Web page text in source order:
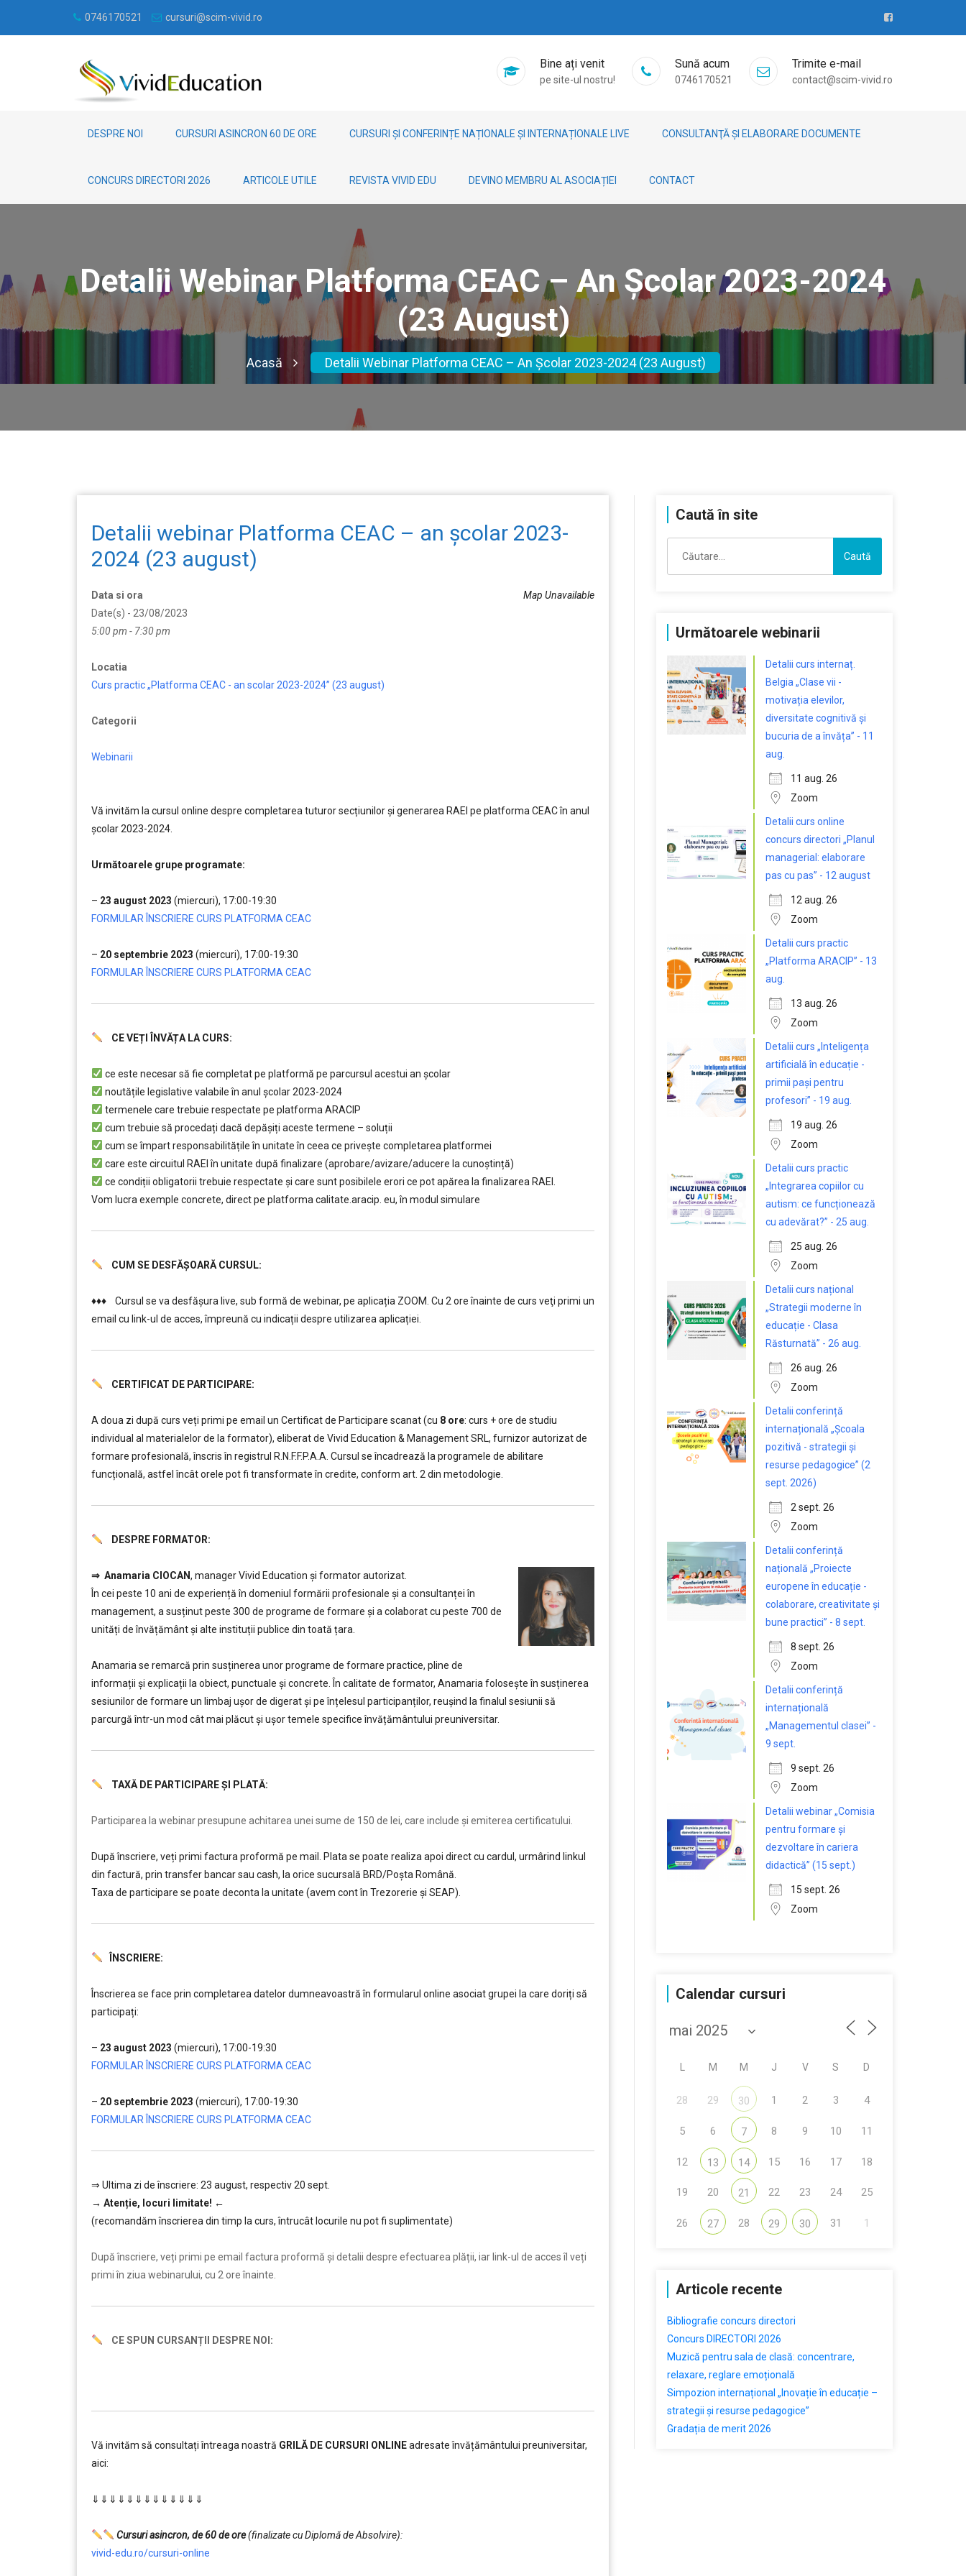
0746170521 cursuri@scim-vivid.ro
Bine ați venit
pe site-ul nostru!
Sună acum
0746170521
Trimite e-mail
contact@scim-vivid.ro
DESPRE NOI CURSURI ASINCRON 60 DE ORE CURSURI ȘI CONFERINȚE NAȚIONALE ȘI INTERNAȚIONALE LIVE CONSULTANŢĂ ȘI ELABORARE DOCUMENTE
CONCURS DIRECTORI 2026 ARTICOLE UTILE REVISTA VIVID EDU DEVINO MEMBRU AL ASOCIAȚIEI CONTACT
Detalii Webinar Platforma CEAC – An Școlar 2023-2024
(23 August)
Acasă Detalii Webinar Platforma CEAC – An Școlar 2023-2024 (23 August)
Detalii webinar Platforma CEAC – an școlar 2023-
2024 (23 august)
Map Unavailable
Data si ora
Date(s) - 23/08/2023
5:00 pm - 7:30 pm
Locatia
Curs practic „Platforma CEAC - an scolar 2023-2024” (23 august)
Categorii
Webinarii
Vă invităm la cursul online despre completarea tuturor secțiunilor și generarea RAEI pe platforma CEAC în anul
școlar 2023-2024.
Următoarele grupe programate:
– 23 august 2023 (miercuri), 17:00-19:30
FORMULAR ÎNSCRIERE CURS PLATFORMA CEAC
– 20 septembrie 2023 (miercuri), 17:00-19:30
FORMULAR ÎNSCRIERE CURS PLATFORMA CEAC
CE VEȚI ÎNVĂȚA LA CURS:
ce este necesar să fie completat pe platformă pe parcursul acestui an școlar
noutățile legislative valabile în anul școlar 2023-2024
termenele care trebuie respectate pe platforma ARACIP
cum trebuie să procedați dacă depăşiți aceste termene – soluții
cum se împart responsabilitățile în unitate în ceea ce privește completarea platformei
care este circuitul RAEI în unitate după finalizare (aprobare/avizare/aducere la cunoştință)
ce condiții obligatorii trebuie respectate şi care sunt posibilele erori ce pot apărea la finalizarea RAEI.
Vom lucra exemple concrete, direct pe platforma calitate.aracip. eu, în modul simulare
CUM SE DESFĂȘOARĂ CURSUL:
♦♦♦ Cursul se va desfășura live, sub formă de webinar, pe aplicația ZOOM. Cu 2 ore înainte de curs veţi primi un
email cu link-ul de acces, împreună cu indicații despre utilizarea aplicației.
CERTIFICAT DE PARTICIPARE:
A doua zi după curs veți primi pe email un Certificat de Participare scanat (cu 8 ore: curs + ore de studiu
individual al materialelor de la formator), eliberat de Vivid Education & Management SRL, furnizor autorizat de
formare profesională, înscris în registrul R.N.F.F.P.A.A. Cursul se încadrează la programele de abilitare
funcțională, astfel încât orele pot fi transformate în credite, conform art. 2 din metodologie.
DESPRE FORMATOR:
⇒ Anamaria CIOCAN, manager Vivid Education și formator autorizat.
În cei peste 10 ani de experiență în domeniul formării profesionale și a consultanței în
management, a susținut peste 300 de programe de formare și a colaborat cu peste 700 de
unități de învățământ şi alte instituții publice din toată țara.
Anamaria se remarcă prin susținerea unor programe de formare practice, pline de
informații și explicații la obiect, punctuale și concrete. În calitate de formator, Anamaria folosește în susținerea
sesiunilor de formare un limbaj ușor de digerat și pe înțelesul participanților, reușind la finalul sesiunii să
parcurgă într-un mod cât mai plăcut și ușor temele specifice învățământului preuniversitar.
TAXĂ DE PARTICIPARE ȘI PLATĂ:
Participarea la webinar presupune achitarea unei sume de 150 de lei, care include şi emiterea certificatului.
După înscriere, veți primi factura proformă pe mail. Plata se poate realiza apoi direct cu cardul, urmârind linkul
din factură, prin transfer bancar sau cash, la orice sucursală BRD/Poșta Română.
Taxa de participare se poate deconta la unitate (avem cont în Trezorerie și SEAP).
ÎNSCRIERE:
Înscrierea se face prin completarea datelor dumneavoastră în formularul online asociat grupei la care doriți să
participați:
– 23 august 2023 (miercuri), 17:00-19:30
FORMULAR ÎNSCRIERE CURS PLATFORMA CEAC
– 20 septembrie 2023 (miercuri), 17:00-19:30
FORMULAR ÎNSCRIERE CURS PLATFORMA CEAC
⇒ Ultima zi de înscriere: 23 august, respectiv 20 sept.
→ Atenție, locuri limitate! ←
(recomandăm înscrierea din timp la curs, întrucât locurile nu pot fi suplimentate)
După înscriere, veți primi pe email factura proformă și detalii despre efectuarea plății, iar link-ul de acces îl veți
primi în ziua webinarului, cu 2 ore înainte.
CE SPUN CURSANȚII DESPRE NOI:
Vă invităm să consultați întreaga noastră GRILĂ DE CURSURI ONLINEadresate învățământului preuniversitar,
aici:
⇓⇓⇓⇓⇓⇓⇓⇓⇓⇓⇓⇓⇓
Cursuri asincron, de 60 de ore(finalizate cu Diplomă de Absolvire):
vivid-edu.ro/cursuri-online
Caută în site
după:
Următoarele webinarii
Detalii curs internaț.
Belgia „Clase vii -
motivația elevilor,
diversitate cognitivă și
bucuria de a învăța” - 11
aug.
11 aug. 26
Zoom
Detalii curs online
concurs directori „Planul
managerial: elaborare
pas cu pas” - 12 august
12 aug. 26
Zoom
Detalii curs practic
„Platforma ARACIP” - 13
aug.
13 aug. 26
Zoom
Detalii curs „Inteligența
artificială în educație -
primii pași pentru
profesori” - 19 aug.
19 aug. 26
Zoom
Detalii curs practic
„Integrarea copiilor cu
autism: ce funcționează
cu adevărat?” - 25 aug.
25 aug. 26
Zoom
Detalii curs național
„Strategii moderne în
educație - Clasa
Răsturnată” - 26 aug.
26 aug. 26
Zoom
Detalii conferință
internațională „Școala
pozitivă - strategii și
resurse pedagogice” (2
sept. 2026)
2 sept. 26
Zoom
Detalii conferință
națională „Proiecte
europene în educație -
colaborare, creativitate și
bune practici” - 8 sept.
8 sept. 26
Zoom
Detalii conferință
internațională
„Managementul clasei” -
9 sept.
9 sept. 26
Zoom
Detalii webinar „Comisia
pentru formare și
dezvoltare în cariera
didactică” (15 sept.)
15 sept. 26
Zoom
Calendar cursuri
M M J V S D
28 29 30 1 2 3 4
5 6 7 8 9 10 11
12 13 14 15 16 17 18
19 20 21 22 23 24 25
26 27 28 29 30 31 1
Articole recente
Bibliografie concurs directori
Concurs DIRECTORI 2026
Muzică pentru sala de clasă: concentrare,
relaxare, reglare emoțională
Simpozion internațional „Inovație în educație –
strategii și resurse pedagogice”
Gradația de merit 2026